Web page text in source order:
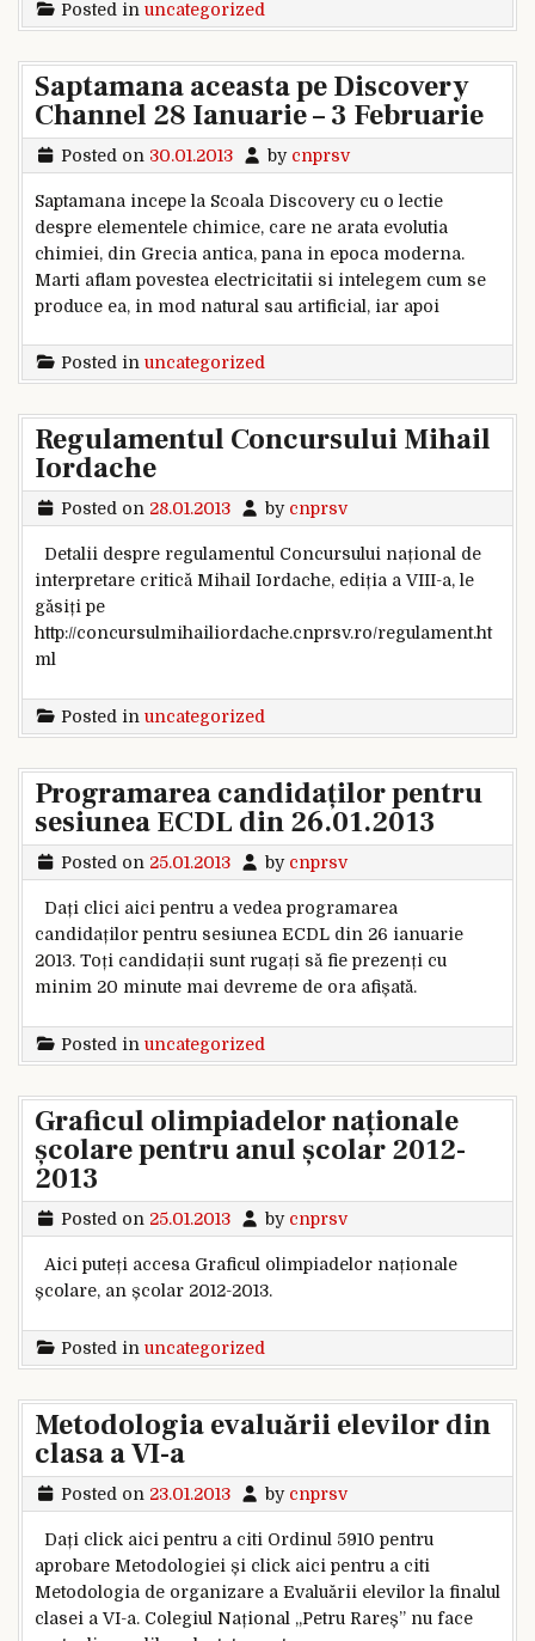
Posted in uncategorized
Saptamana aceasta pe Discovery
Channel 28 Ianuarie – 3 Februarie
Posted on 30.01.2013 by cnprsv
Saptamana incepe la Scoala Discovery cu o lectie
despre elementele chimice, care ne arata evolutia
chimiei, din Grecia antica, pana in epoca moderna.
Marti aflam povestea electricitatii si intelegem cum se
produce ea, in mod natural sau artificial, iar apoi
Posted in uncategorized
Regulamentul Concursului Mihail
Iordache
Posted on 28.01.2013 by cnprsv
Detalii despre regulamentul Concursului național de
interpretare critică Mihail Iordache, ediția a VIII-a, le
găsiți pe
http://concursulmihailiordache.cnprsv.ro/regulament.ht
ml
Posted in uncategorized
Programarea candidaților pentru
sesiunea ECDL din 26.01.2013
Posted on 25.01.2013 by cnprsv
Dați clici aici pentru a vedea programarea
candidaților pentru sesiunea ECDL din 26 ianuarie
2013. Toți candidații sunt rugați să fie prezenți cu
minim 20 minute mai devreme de ora afișată.
Posted in uncategorized
Graficul olimpiadelor naționale
școlare pentru anul școlar 2012-
2013
Posted on 25.01.2013 by cnprsv
Aici puteți accesa Graficul olimpiadelor naționale
școlare, an școlar 2012-2013.
Posted in uncategorized
Metodologia evaluării elevilor din
clasa a VI-a
Posted on 23.01.2013 by cnprsv
Dați click aici pentru a citi Ordinul 5910 pentru
aprobare Metodologiei și click aici pentru a citi
Metodologia de organizare a Evaluării elevilor la finalul
clasei a VI-a. Colegiul Național „Petru Rareș” nu face